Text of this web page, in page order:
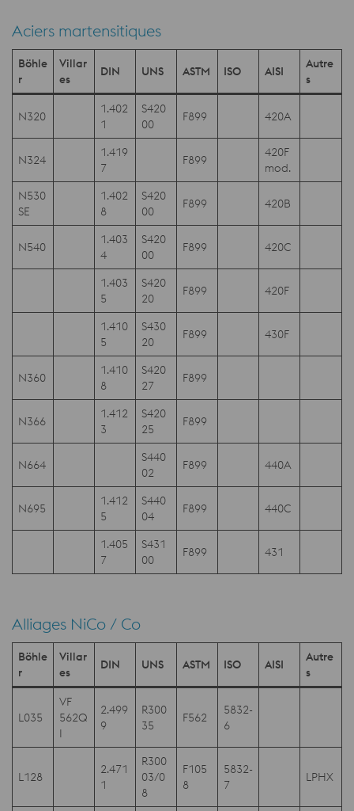
Aciers martensitiques
Böhle
r
Villar
es
DIN UNS ASTM ISO AISI
Autre
s
N320
1.402
1
S420
00
F899 420A
N324
1.419
7
F899
420F
mod.
N530
SE
1.402
8
S420
00
F899 420B
N540
1.403
4
S420
00
F899 420C
1.403
5
S420
20
F899 420F
1.410
5
S430
20
F899 430F
N360
1.410
8
S420
27
F899
N366
1.412
3
S420
25
F899
N664
S440
02
F899 440A
N695
1.412
5
S440
04
F899 440C
1.405
7
S431
00
F899 431
Alliages NiCo / Co
Böhle
r
Villar
es
DIN UNS ASTM ISO AISI
Autre
s
L035
VF
562Q
I
2.499
9
R300
35
F562
5832-
6
L128
2.471
1
R300
03/0
8
F105
8
5832-
7
LPHX